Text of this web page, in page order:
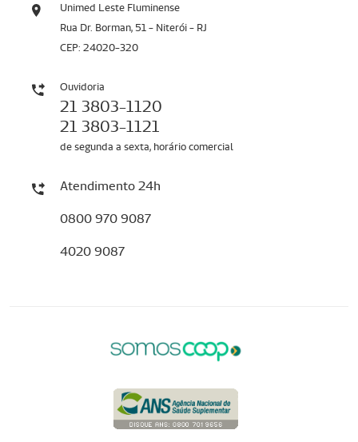
Unimed Leste Fluminense
Rua Dr. Borman, 51 - Niterói - RJ
CEP: 24020-320
Ouvidoria
21 3803-1120
21 3803-1121
de segunda a sexta, horário comercial
Atendimento 24h
0800 970 9087
4020 9087